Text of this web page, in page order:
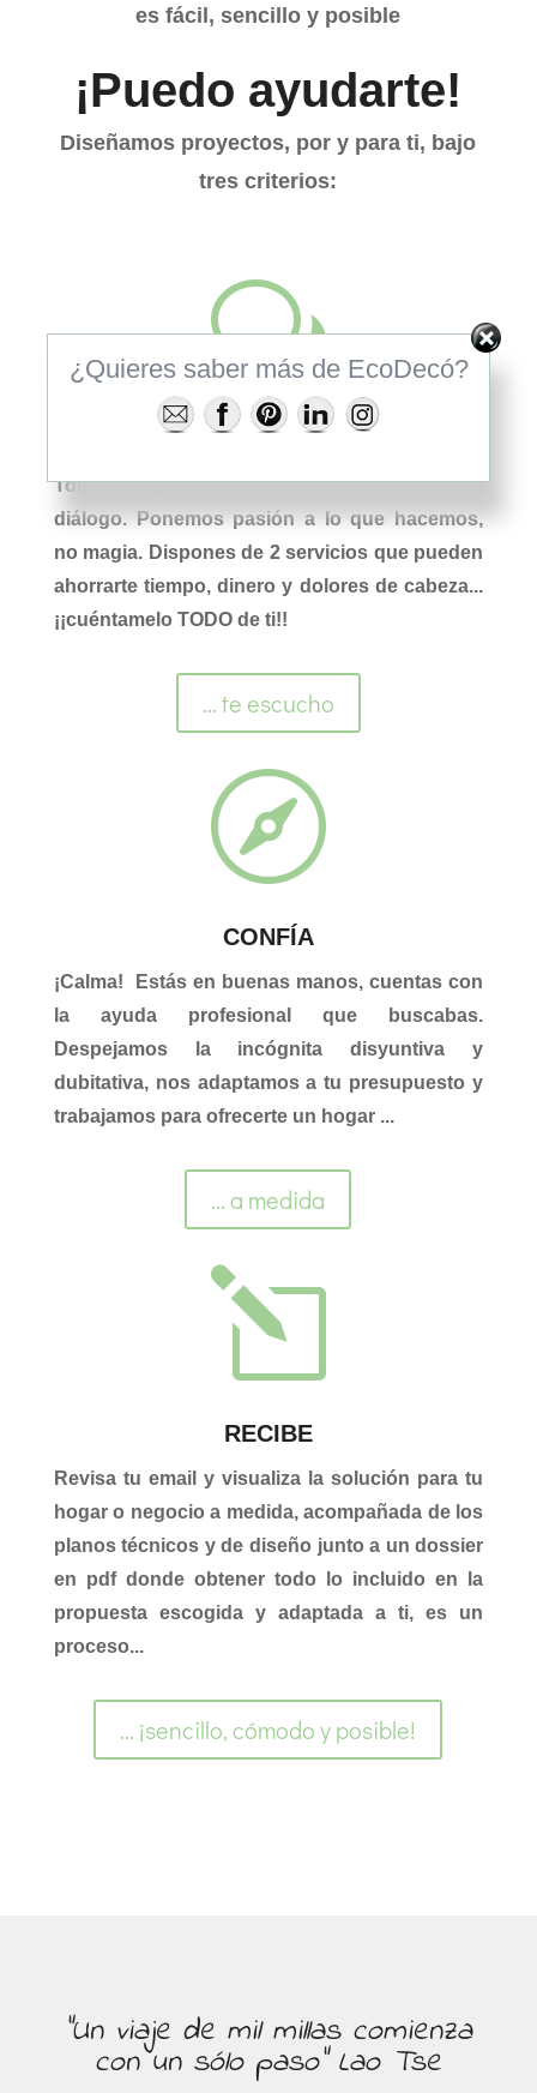
es fácil, sencillo y posible
¡Puedo ayudarte!
Diseñamos proyectos, por y para ti, bajo
tres criterios:
w
¿QUÉ NECESITAS?
Todo trabajo comienza por la escucha y el
diálogo. Ponemos pasión a lo que hacemos,
no magia. Dispones de 2 servicios que pueden
ahorrarte tiempo, dinero y dolores de cabeza...
¡¡cuéntamelo TODO de ti!!
... te escucho

CONFÍA
¡Calma! Estás en buenas manos, cuentas con
la ayuda profesional que buscabas.
Despejamos la incógnita disyuntiva y
dubitativa, nos adaptamos a tu presupuesto y
trabajamos para ofrecerte un hogar ...
... a medida
l
RECIBE
Revisa tu email y visualiza la solución para tu
hogar o negocio a medida, acompañada de los
planos técnicos y de diseño junto a un dossier
en pdf donde obtener todo lo incluido en la
propuesta escogida y adaptada a ti, es un
proceso...
... ¡sencillo, cómodo y posible!
"Un viaje de mil millas comienza
con un sólo paso" Lao Tse
¿Quieres saber más de EcoDecó?